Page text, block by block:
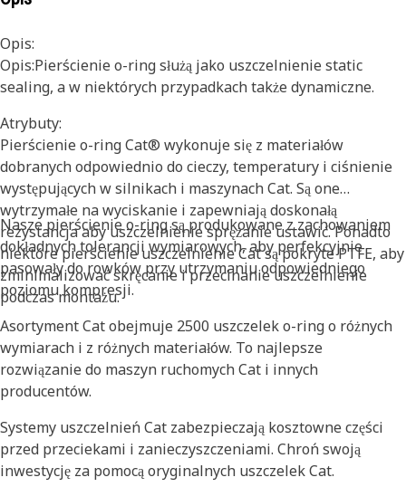
Opis:
Opis:Pierścienie o-ring służą jako uszczelnienie static
sealing, a w niektórych przypadkach także dynamiczne.
Atrybuty:
Pierścienie o-ring Cat® wykonuje się z materiałów
dobranych odpowiednio do cieczy, temperatury i ciśnienie
występujących w silnikach i maszynach Cat. Są one
wytrzymałe na wyciskanie i zapewniają doskonałą
rezystancja aby uszczelnienie sprężanie ustawić. Ponadto
niektóre pierścienie uszczelnienie Cat są pokryte PTFE, aby
zminimalizować skręcanie i przecinanie uszczelnienie
podczas montażu.
Nasze pierścienie o-ring są produkowane z zachowaniem
dokładnych tolerancji wymiarowych, aby perfekcyjnie
pasowały do rowków przy utrzymaniu odpowiedniego
poziomu kompresji.
Asortyment Cat obejmuje 2500 uszczelek o-ring o różnych
wymiarach i z różnych materiałów. To najlepsze
rozwiązanie do maszyn ruchomych Cat i innych
producentów.
Systemy uszczelnień Cat zabezpieczają kosztowne części
przed przeciekami i zanieczyszczeniami. Chroń swoją
inwestycję za pomocą oryginalnych uszczelek Cat.